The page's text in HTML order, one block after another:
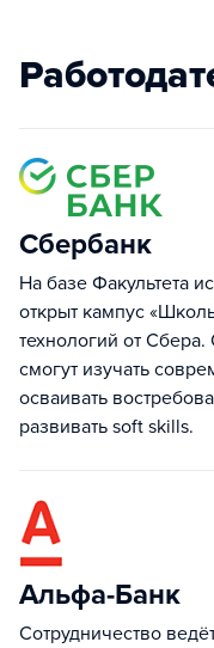
Сбербанк
На базе Факультета
открыт кампус
технологий от
смогут изучать
осваивать
развивать soft skills.
Альфа-Банк
Cотрудничество